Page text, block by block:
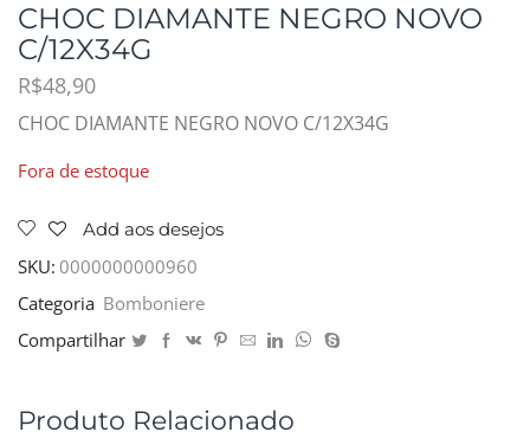
CHOC DIAMANTE NEGRO NOVO
C/12X34G
R$48,90
CHOC DIAMANTE NEGRO NOVO C/12X34G
Fora de estoque
Add aos desejos
SKU: 0000000000960
Categoria Bomboniere
Compartilhar
Produto Relacionado